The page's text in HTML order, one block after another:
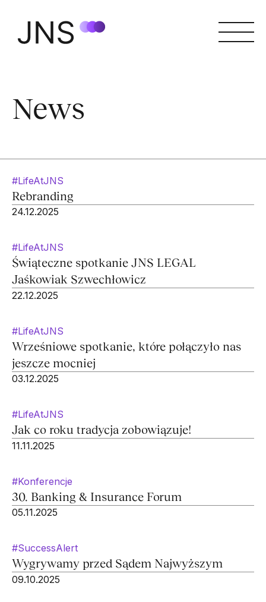
News
#LifeAtJNS
Rebranding
24.12.2025
#LifeAtJNS
Świąteczne spotkanie JNS LEGAL
Jaśkowiak Szwechłowicz
22.12.2025
#LifeAtJNS
Wrześniowe spotkanie, które połączyło nas
jeszcze mocniej
03.12.2025
#LifeAtJNS
Jak co roku tradycja zobowiązuje!
11.11.2025
#Konferencje
30. Banking & Insurance Forum
05.11.2025
#SuccessAlert
Wygrywamy przed Sądem Najwyższym
09.10.2025